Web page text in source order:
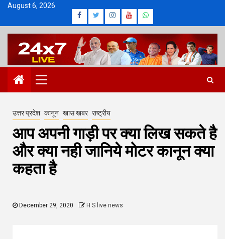
Skip
content
August 6, 2026
Facebook
Twitter
Instagram
Youtube
Whatsapp
Primary
Menu
उत्तर प्रदेश कानून खास खबर राष्ट्रीय
आप अपनी गाड़ी पर क्या लिख सकते है
और क्या नही जानिये मोटर कानून क्या
कहता है
December 29, 2020 H S live news